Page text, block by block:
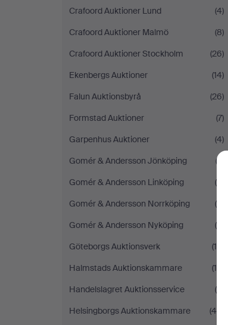
Crafoord Auktioner Lund
(4)
Crafoord Auktioner Malmö
(8)
Crafoord Auktioner Stockholm
(26)
Ekenbergs Auktioner
(14)
Falun Auktionsbyrå
(26)
Formstad Auktioner
(7)
Garpenhus Auktioner
(4)
Gomér & Andersson Jönköping
(2)
Gomér & Andersson Linköping
(8)
Gomér & Andersson Norrköping
(5)
Gomér & Andersson Nyköping
(6)
Göteborgs Auktionsverk
(15)
Halmstads Auktionskammare
(16)
Handelslagret Auktionsservice
(6)
Helsingborgs Auktionskammare
(46)